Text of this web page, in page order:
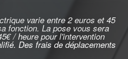
varie entre 2 euros et 45
fonction. La pose vous sera
/ heure pour l'intervention
Des frais de déplacements